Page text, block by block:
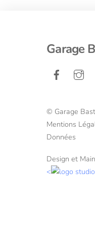
Garage
© Garage
Mentions
Données
Design et
<